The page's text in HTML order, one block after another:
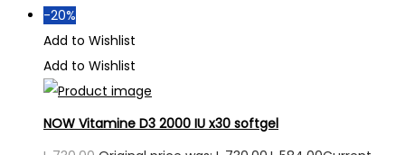
-20%
Add to Wishlist
Add to Wishlist
NOW Vitamine D3 2000 IU x30 softgel